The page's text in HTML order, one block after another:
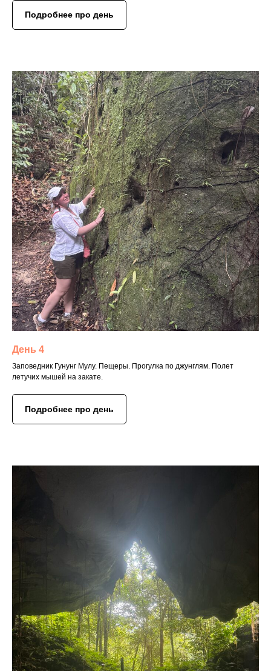
Подробнее про день
День 4
Заповедник Гунунг Мулу. Пещеры. Прогулка по джунглям. Полет
летучих мышей на закате.
Подробнее про день